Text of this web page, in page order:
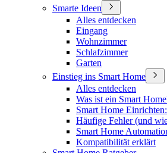
Smarte Ideen
Alles entdecken
Eingang
Wohnzimmer
Schlafzimmer
Garten
Einstieg ins Smart Home
Alles entdecken
Was ist ein Smart
Smart Home
Häufige Fehler (und
Smart Home
Kompatibilität erklärt